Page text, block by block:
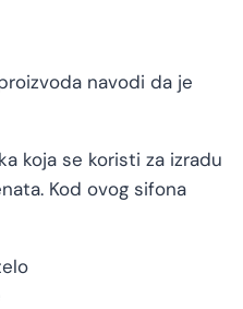
navodi da je
koja se koristi za izradu
Kod ovog sifona